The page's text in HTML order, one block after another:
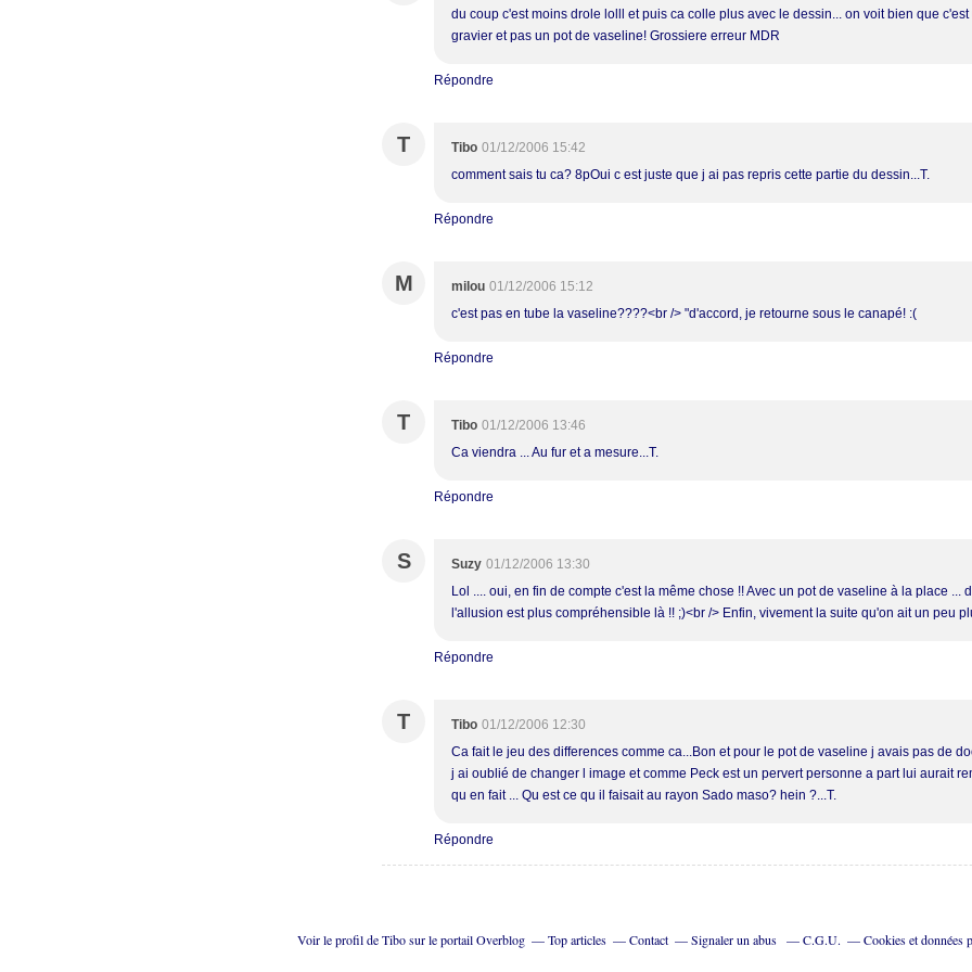
du coup c'est moins drole lolll et puis ca colle plus avec le dessin... on voit bien que c'est
gravier et pas un pot de vaseline! Grossiere erreur MDR
Répondre
T Tibo 01/12/2006 15:42
comment sais tu ca? 8pOui c est juste que j ai pas repris cette partie du dessin...T.
Répondre
M milou 01/12/2006 15:12
c'est pas en tube la vaseline????<br /> "d'accord, je retourne sous le canapé! :(
Répondre
T Tibo 01/12/2006 13:46
Ca viendra ... Au fur et a mesure...T.
Répondre
S Suzy 01/12/2006 13:30
Lol .... oui, en fin de compte c'est la même chose !! Avec un pot de vaseline à la place ...
l'allusion est plus compréhensible là !! ;)<br /> Enfin, vivement la suite qu'on ait un peu
Répondre
T Tibo 01/12/2006 12:30
Ca fait le jeu des differences comme ca...Bon et pour le pot de vaseline j avais pas de
j ai oublié de changer l image et comme Peck est un pervert personne a part lui aurait
qu en fait ... Qu est ce qu il faisait au rayon Sado maso? hein ?...T.
Répondre
Voir le profil deTibosur le portail Overblog Top articles Contact Signaler un abus C.G.U. Cookies et données